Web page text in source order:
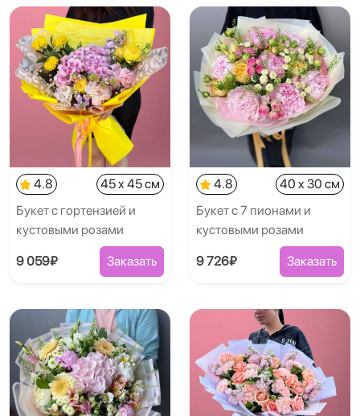
4.8
45 x 45 см
Букет с гортензией и
кустовыми розами
9 059₽ Заказать
4.8
40 x 30 см
Букет с 7 пионами и
кустовыми розами
9 726₽ Заказать